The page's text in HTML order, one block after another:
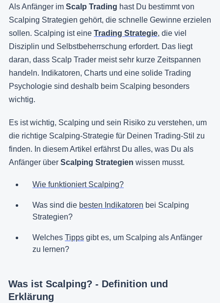
Als Anfänger im Scalp Trading hast Du bestimmt von
Scalping Strategien gehört, die schnelle Gewinne erzielen
sollen. Scalping ist eine Trading Strategie, die viel
Disziplin und Selbstbeherrschung erfordert. Das liegt
daran, dass Scalp Trader meist sehr kurze Zeitspannen
handeln. Indikatoren, Charts und eine solide Trading
Psychologie sind deshalb beim Scalping besonders
wichtig.
Es ist wichtig, Scalping und sein Risiko zu verstehen, um
die richtige Scalping-Strategie für Deinen Trading-Stil zu
finden. In diesem Artikel erfährst Du alles, was Du als
Anfänger über Scalping Strategien wissen musst.
Wie funktioniert Scalping?
Was sind die besten Indikatoren bei Scalping
Strategien?
Welches Tipps gibt es, um Scalping als Anfänger
zu lernen?
Was ist Scalping? - Definition und
Erklärung